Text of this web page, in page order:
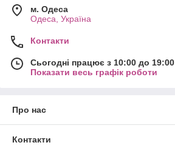
м. Одеса
Одеса, Україна
Контакти
Сьогодні працює з 10:00 до 19:00
Показати весь графік роботи
Про нас
Контакти